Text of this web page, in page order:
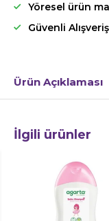
Yöresel ürün
Güvenli Alışveriş
Ürün Açıklaması
İlgili ürünler